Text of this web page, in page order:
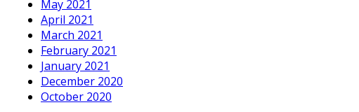
May 2021
April 2021
March 2021
February 2021
January 2021
December 2020
October 2020